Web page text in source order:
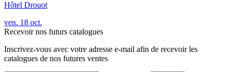
Hôtel Drouot
ven. 18 oct.
Recevoir nos futurs catalogues
Inscrivez-vous avec votre adresse e-mail afin de recevoir les
catalogues de nos futures ventes